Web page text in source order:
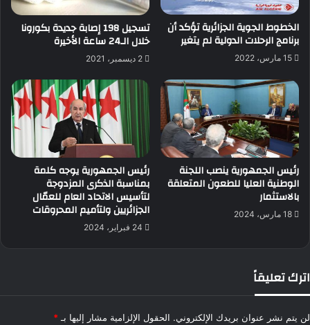
الخطوط الجوية الجزائرية تؤكد أن
برنامج الرحلات الدولية لم يتغير
15 مارس، 2022
تسجيل 198 إصابة جديدة بكورونا
خلال الـ24 ساعة الأخيرة
2 ديسمبر، 2021
رئيس الجمهورية ينصب اللجنة
الوطنية العليا للطعون المتعلقة
بالاستثمار
18 مارس، 2024
رئيس الجمهورية يوجه كلمة
بمناسبة الذكرى المزدوجة
لتأسيس الاتحاد العام للعمّال
الجزائريين ولتأميم المحروقات
24 فبراير، 2024
اترك تعليقاً
لن يتم نشر عنوان بريدك الإلكتروني. الحقول الإلزامية مشار إليها بـ *